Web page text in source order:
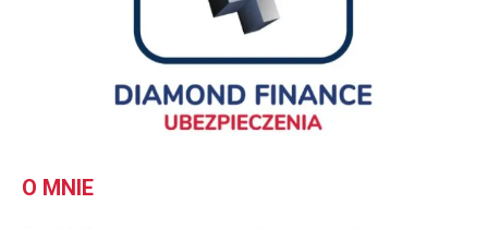
O MNIE